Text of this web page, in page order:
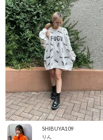
SHIBUYA109
りん